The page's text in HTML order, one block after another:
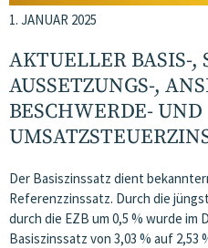
1. JANUAR 2025
AKTUELLER BASIS-,
AUSSETZUNGS-,
BESCHWERDE- UND
Der Basiszinssatz dient
Referenzzinssatz. Durch die
durch die EZB um 0,5 % wurde im
Basiszinssatz von 3,03 % auf